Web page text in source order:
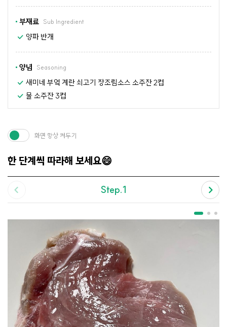
부재료 Sub Ingredient
양파 반개
양념 Seasoning
새미네 부엌 계란 쇠고기 장조림소스 소주잔 2컵
물 소주잔 3컵
한 단계씩 따라해 보세요😄
화면 항상 켜두기
Step.1